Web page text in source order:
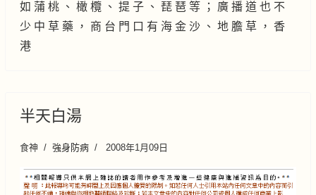
如 蒲 桃 、 橄 欖 、 提 子 、 琵 琶 等 ； 廣 播 道 也 不
少 中 草 藥 ， 商 台 門 口 有 海 金 沙 、 地 膽 草 ， 香
港
半天白湯
食神 強身防病 2008年1月09日